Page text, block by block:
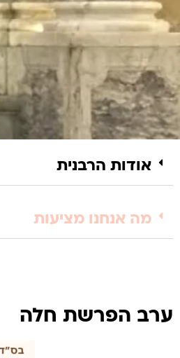
אודות הרבנית
מה אנחנו מציעות
ערב הפרשת חלה